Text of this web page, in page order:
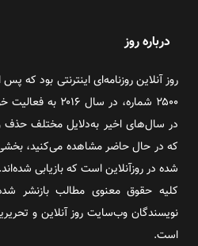
درباره روز
۲۵۰۰ شماره، در
در سال‌های اخیر به‌دلایل مختلف
که در حال حاضر مشاهده می‌کنید،
شده در روزآنلاین است که بازیابی شده‌اند.
کلیه حقوق معنوی مطالب بازنشر
نویسندگان وب‌سایت روز آنلاین و
است.